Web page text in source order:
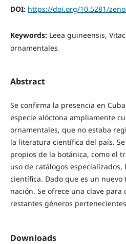
DOI: https://doi.org/10.5281/
Keywords: Leea guineensis,
ornamentales
Abstract
Se confirma la presencia en
especie alóctona ampliamente
ornamentales, que no estaba
la literatura científica del país.
propios de la botánica, como el
uso de catálogos
científica. Dado que es un nuevo
nación. Se ofrece una clave
restantes géneros
Downloads